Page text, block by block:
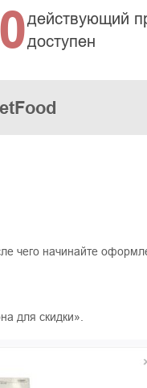
0действующий
доступен
чего начинайте
для скидки».